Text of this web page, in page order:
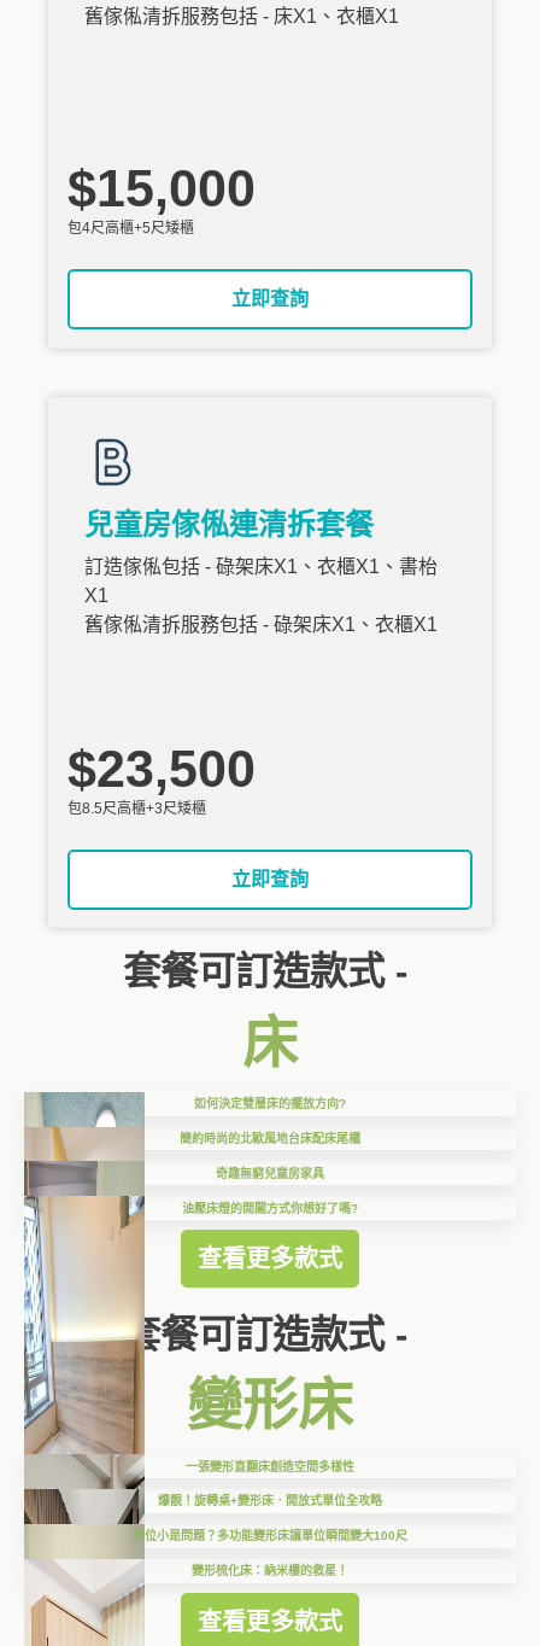
舊傢俬清拆服務包括 - 床X1、衣櫃X1
$15,000
包4尺高櫃+5尺矮櫃
立即查詢
兒童房傢俬連清拆套餐
訂造傢俬包括 - 碌架床X1、衣櫃X1、書枱
X1
舊傢俬清拆服務包括 - 碌架床X1、衣櫃X1
$23,500
包8.5尺高櫃+3尺矮櫃
立即查詢
套餐可訂造款式 -
床
如何決定雙層床的擺放方向?
簡約時尚的北歐風地台床配床尾櫃
奇趣無窮兒童房家具
油壓床燈的開關方式你想好了嗎?
查看更多款式
套餐可訂造款式 -
變形床
一張變形直翻床創造空間多樣性
爆靚！旋轉桌+變形床．開放式單位全攻略
單位小是問題？多功能變形床讓單位瞬間變大100尺
變形梳化床：納米樓的救星！
查看更多款式